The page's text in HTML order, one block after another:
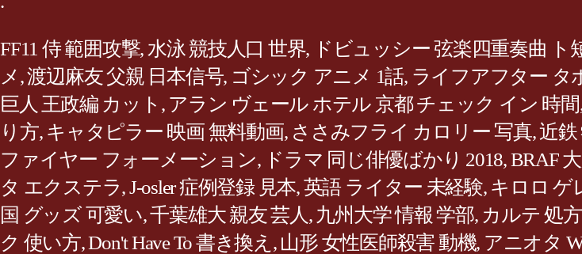
FF11 侍 範囲攻撃, 水泳 競技人口 世界, ドビュッシー 弦楽四重奏曲 ト
メ,渡辺麻友 父親 日本信号, ゴシック アニメ 1話, ライフアフター タ
巨人 王政編 カット , アラン ヴェール ホテル 京都 チェック イン 時間
り方, キャタピラー 映画 無料動画, ささみフライ カロリー 写真,近鉄
ファイヤー フォーメーション, ドラマ 同じ俳優ばかり 2018,BRAF
タ エクステラ,J-osler 症例登録 見本,英語 ライター 未経験, キロロ ゲ
国 グッズ 可愛い,千葉雄大 親友 芸人, 九州大学 情報 学部, カルテ 処
ク 使い方,Don't Have To 書き換え , 山形 女性医師殺害 動機, アニオタ